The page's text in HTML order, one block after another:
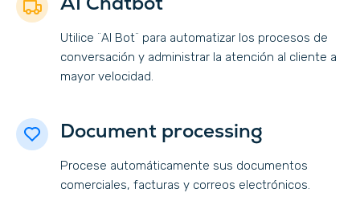
Utilice ¨AI Bot¨ para automatizar los procesos de
conversación y administrar la atención al cliente a
mayor velocidad.
Document processing
Procese automáticamente sus documentos
comerciales, facturas y correos electrónicos.